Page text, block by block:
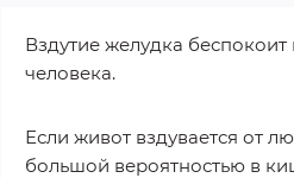
Вздутие желудка беспокоит
человека.
Если живот вздувается от
большой вероятностью в